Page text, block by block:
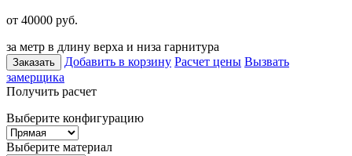
от 40000 руб.
за метр в длину верха и низа гарнитура
Заказать Добавить в корзину Расчет цены Вызвать
замерщика
Получить расчет
Выберите конфигурацию
Выберите материал